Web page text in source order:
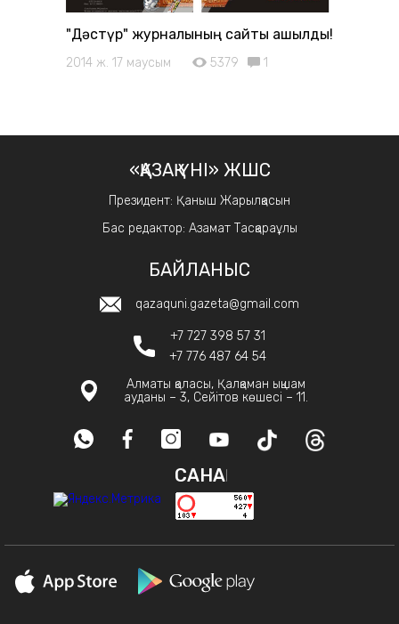
"Дәстүр" журналының сайты ашылды!
2014 ж. 17 маусым 5379 1
«ҚАЗАҚ ҮНІ» ЖШС
Президент: Қаныш Жарылқасын
Бас редактор: Азамат Тасқараұлы
БАЙЛАНЫС
qazaquni.gazeta@gmail.com
+7 727 398 57 31
+7 776 487 64 54
Алматы қаласы, Қалқаман ықшам
ауданы – 3, Сейітов көшесі – 11.
САНАҚ